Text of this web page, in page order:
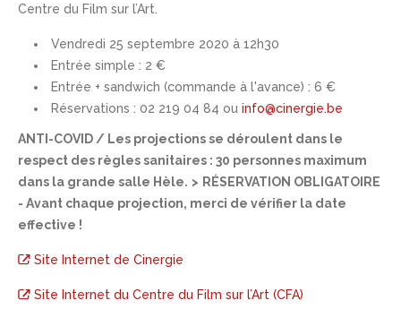
Centre du Film sur l’Art.
Vendredi 25 septembre 2020 à 12h30
Entrée simple : 2 €
Entrée + sandwich (commande à l'avance) : 6 €
Réservations : 02 219 04 84 ou info@cinergie.be
ANTI-COVID / Les projections se déroulent dans le
respect des règles sanitaires : 30 personnes maximum
dans la grande salle Hèle. > RÉSERVATION OBLIGATOIRE
- Avant chaque projection, merci de vérifier la date
effective !
Site Internet de Cinergie
Site Internet du Centre du Film sur l’Art (CFA)